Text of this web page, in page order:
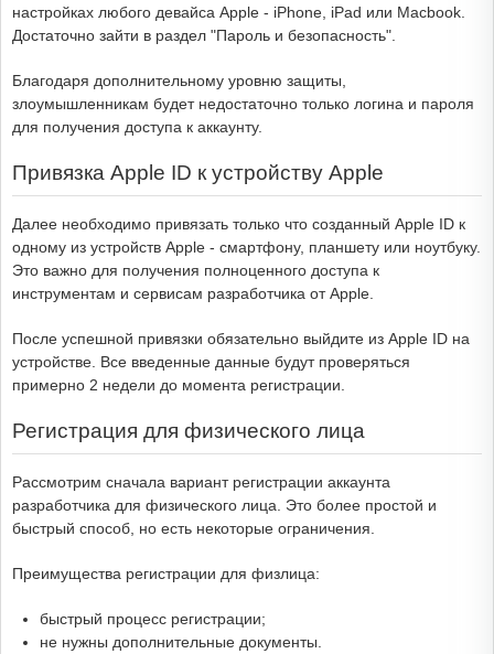
настройках любого девайса Apple - iPhone, iPad или Macbook.
Достаточно зайти в раздел "Пароль и безопасность".
Благодаря дополнительному уровню защиты,
злоумышленникам будет недостаточно только логина и пароля
для получения доступа к аккаунту.
Привязка Apple ID к устройству Apple
Далее необходимо привязать только что созданный Apple ID к
одному из устройств Apple - смартфону, планшету или ноутбуку.
Это важно для получения полноценного доступа к
инструментам и сервисам разработчика от Apple.
После успешной привязки обязательно выйдите из Apple ID на
устройстве. Все введенные данные будут проверяться
примерно 2 недели до момента регистрации.
Регистрация для физического лица
Рассмотрим сначала вариант регистрации аккаунта
разработчика для физического лица. Это более простой и
быстрый способ, но есть некоторые ограничения.
Преимущества регистрации для физлица:
быстрый процесс регистрации;
не нужны дополнительные документы.